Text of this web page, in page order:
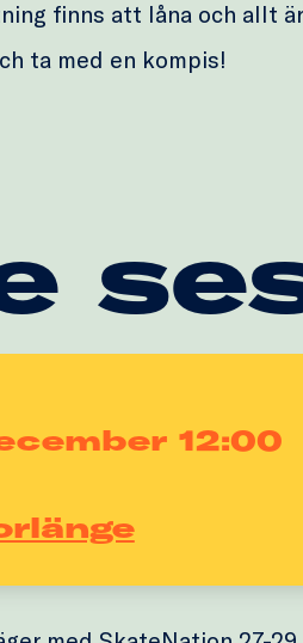
finns att låna och allt
ta med en kompis!
12:00